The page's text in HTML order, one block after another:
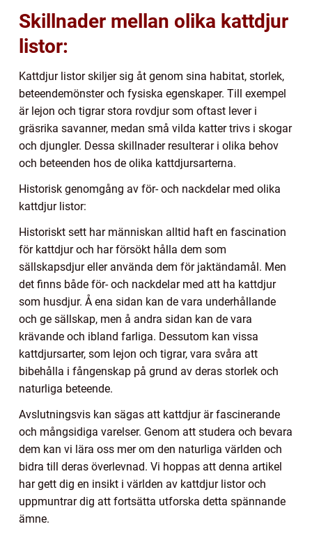
Skillnader mellan olika kattdjur
listor:
Kattdjur listor skiljer sig åt genom sina habitat, storlek,
beteendemönster och fysiska egenskaper. Till exempel
är lejon och tigrar stora rovdjur som oftast lever i
gräsrika savanner, medan små vilda katter trivs i skogar
och djungler. Dessa skillnader resulterar i olika behov
och beteenden hos de olika kattdjursarterna.
Historisk genomgång av för- och nackdelar med olika
kattdjur listor:
Historiskt sett har människan alltid haft en fascination
för kattdjur och har försökt hålla dem som
sällskapsdjur eller använda dem för jaktändamål. Men
det finns både för- och nackdelar med att ha kattdjur
som husdjur. Å ena sidan kan de vara underhållande
och ge sällskap, men å andra sidan kan de vara
krävande och ibland farliga. Dessutom kan vissa
kattdjursarter, som lejon och tigrar, vara svåra att
bibehålla i fångenskap på grund av deras storlek och
naturliga beteende.
Avslutningsvis kan sägas att kattdjur är fascinerande
och mångsidiga varelser. Genom att studera och bevara
dem kan vi lära oss mer om den naturliga världen och
bidra till deras överlevnad. Vi hoppas att denna artikel
har gett dig en insikt i världen av kattdjur listor och
uppmuntrar dig att fortsätta utforska detta spännande
ämne.